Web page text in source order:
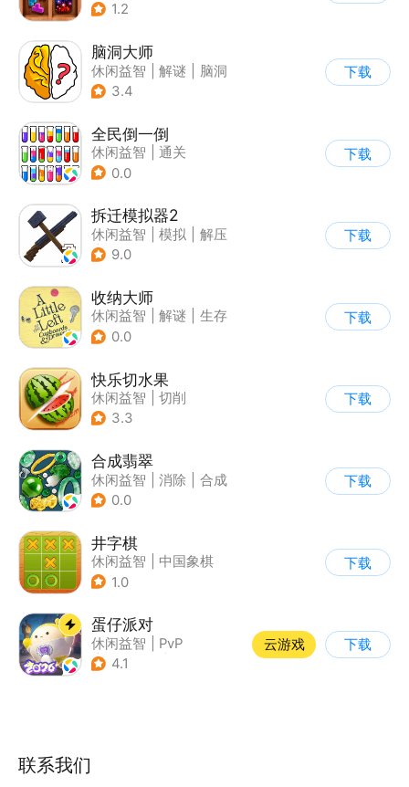
1.2
脑洞大师
休闲益智 解谜
脑洞
3.4
下载
全民倒一倒
休闲益智
通关
0.0
下载
拆迁模拟器2
休闲益智 模拟
解压
| 写实
9.0
下载
收纳大师
休闲益智 解谜
生存
| 清新
0.0
下载
快乐切水果
休闲益智
切削
3.3
下载
合成翡翠
休闲益智 消除
合成
0.0
下载
井字棋
休闲益智
中国象棋
1.0
下载
蛋仔派对
休闲益智
PvP
| 派对游戏
4.1
云游戏 下载
联系我们